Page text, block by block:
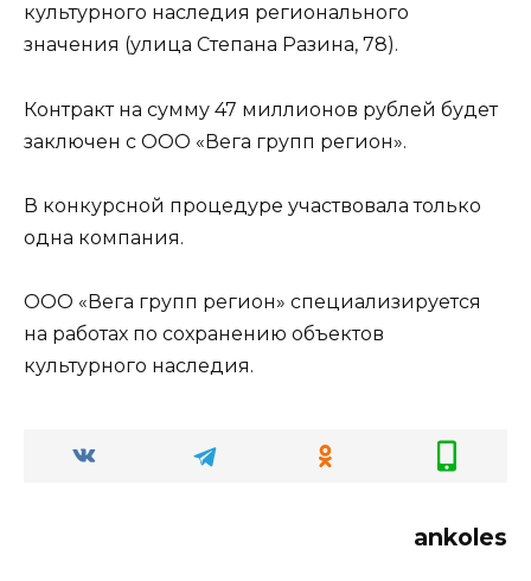
культурного наследия регионального
значения (улица Степана Разина, 78).
Контракт на сумму 47 миллионов рублей будет
заключен с ООО «Вега групп регион».
В конкурсной процедуре участвовала только
одна компания.
ООО «Вега групп регион» специализируется
на работах по сохранению объектов
культурного наследия.
ankoles